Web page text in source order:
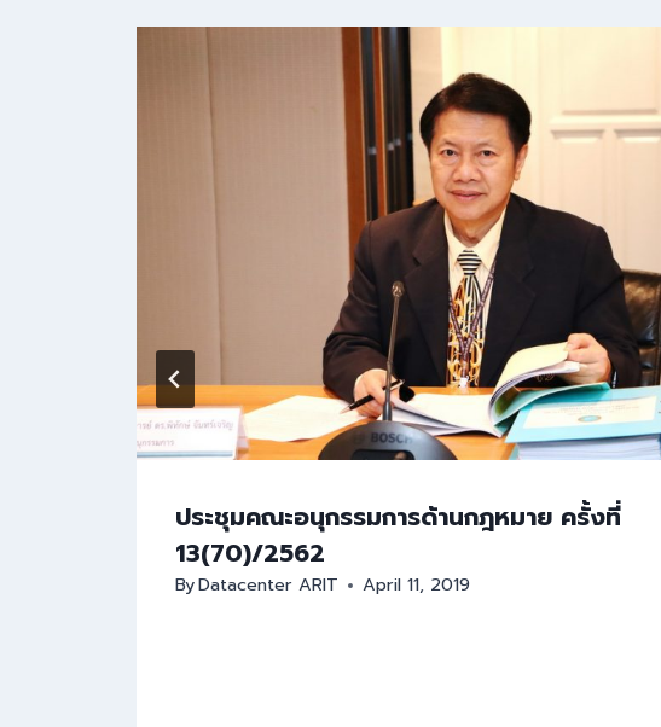
ประชุมคณะอนุกรรมการด้านกฎหมาย ครั้งที่
13(70)/2562
ByDatacenter ARIT April 11, 2019